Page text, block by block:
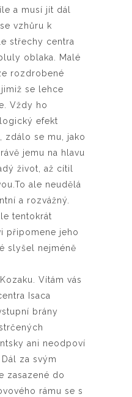
a musí jít dál
vzhůru k
střechy centra
oblaka. Malé
rozdrobené
se lehce
Vždy ho
efekt
zdálo se mu, jako
jemu na hlavu
život, až cítil
ale neudělá
a rozvážný.
tentokrát
připomene jeho
slyšel nejméně
Vítám vás
Isaca
brány
ani neodpoví
za svým
zasazené do
rámu se s